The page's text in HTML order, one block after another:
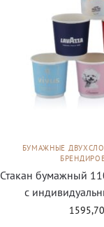
БУМАЖНЫЕ
Стакан бумажный
с
1595,70